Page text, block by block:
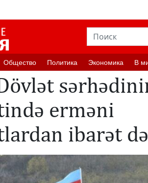
Oбщество Политика Экономика В
erməni
ibarət